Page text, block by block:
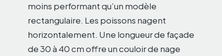
moins performant qu’un modèle
rectangulaire. Les poissons nagent
horizontalement. Une longueur de façade
de 30 à 40 cm offre un couloir de nage